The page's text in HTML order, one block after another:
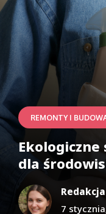
REMONTY I
dla
Redakcja
7